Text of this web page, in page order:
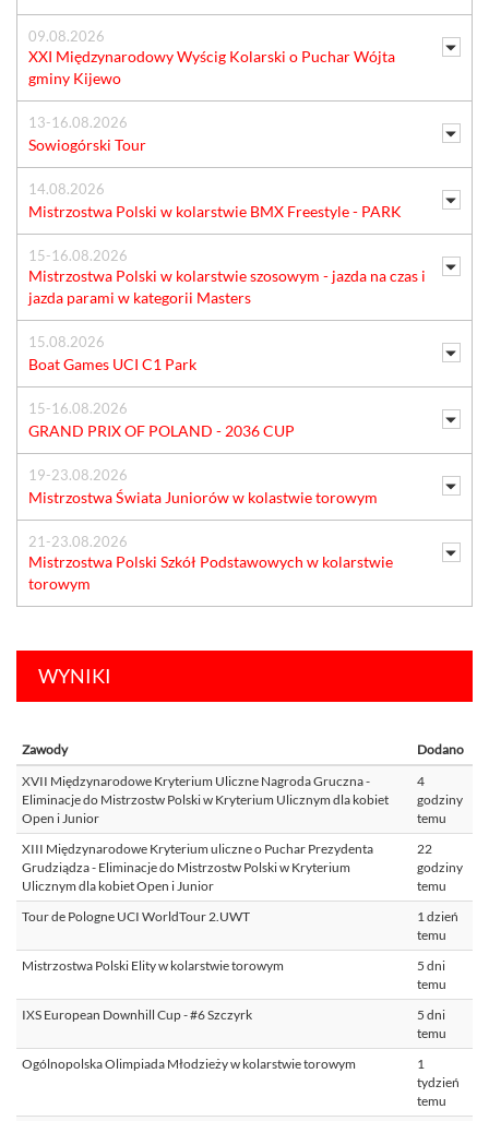
09.08.2026
XXI Międzynarodowy Wyścig Kolarski o Puchar Wójta
gminy Kijewo
13-16.08.2026
Sowiogórski Tour
14.08.2026
Mistrzostwa Polski w kolarstwie BMX Freestyle - PARK
15-16.08.2026
Mistrzostwa Polski w kolarstwie szosowym - jazda na czas i
jazda parami w kategorii Masters
15.08.2026
Boat Games UCI C1 Park
15-16.08.2026
GRAND PRIX OF POLAND - 2036 CUP
19-23.08.2026
Mistrzostwa Świata Juniorów w kolastwie torowym
21-23.08.2026
Mistrzostwa Polski Szkół Podstawowych w kolarstwie
torowym
WYNIKI
Zawody
Dodano
XVII Międzynarodowe Kryterium Uliczne Nagroda Gruczna -
Eliminacje do Mistrzostw Polski w Kryterium Ulicznym dla kobiet
Open i Junior
4
godziny
temu
XIII Międzynarodowe Kryterium uliczne o Puchar Prezydenta
Grudziądza - Eliminacje do Mistrzostw Polski w Kryterium
Ulicznym dla kobiet Open i Junior
22
godziny
temu
Tour de Pologne UCI WorldTour 2.UWT
1 dzień
temu
Mistrzostwa Polski Elity w kolarstwie torowym
5 dni
temu
IXS European Downhill Cup - #6 Szczyrk
5 dni
temu
Ogólnopolska Olimpiada Młodzieży w kolarstwie torowym
1
tydzień
temu